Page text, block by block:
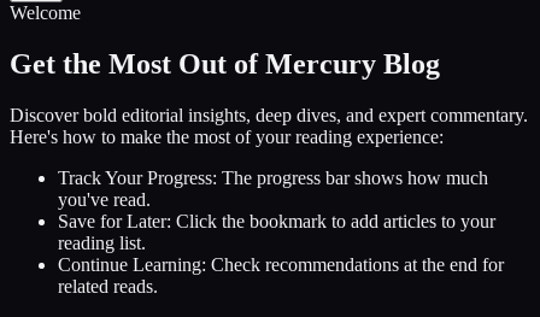
Welcome
Get the Most Out of Mercury Blog
Discover bold editorial insights, deep dives, and expert commentary.
Here's how to make the most of your reading experience:
Track Your Progress: The progress bar shows how much
you've read.
Save for Later: Click the bookmark to add articles to your
reading list.
Continue Learning: Check recommendations at the end for
related reads.